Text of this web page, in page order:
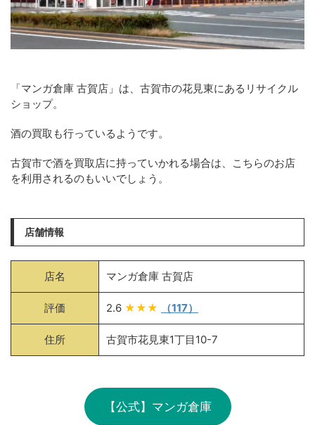
「マンガ倉庫 古賀店」は、古賀市の花見東にあるリサイクル
ショップ。
酒の買取も行っているようです。
古賀市で酒を買取店に持っていかれる場合は、こちらのお店
を利用されるのもいいでしょう。
店舗情報
店名 マンガ倉庫 古賀店
評価 2.6 ★★★ （117）
住所 古賀市花見東1丁目10-7
【公式】マンガ倉庫